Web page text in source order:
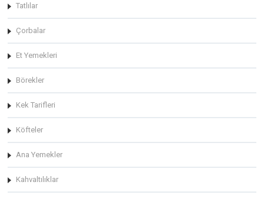
Tatlılar
Çorbalar
Et Yemekleri
Börekler
Kek Tarifleri
Köfteler
Ana Yemekler
Kahvaltılıklar